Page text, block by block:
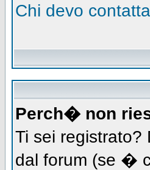
Chi devo
Perch� non
Ti sei registrato?
dal forum (se �